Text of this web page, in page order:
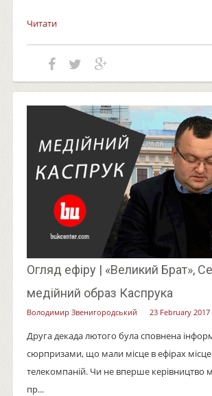
Читати
Огляд ефіру | «Великий Брат»,
медійний образ Каспрука
Володимир Звенигородський 23 February 2017
Друга декада лютого була сповнена
сюрпризами, що мали місце в ефірах
телекомпаній. Чи не вперше керівництво
пр...